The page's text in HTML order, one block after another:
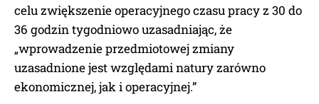
celu zwiększenie operacyjnego czasu pracy z 30 do
36 godzin tygodniowo uzasadniając, że
„wprowadzenie przedmiotowej zmiany
uzasadnione jest względami natury zarówno
ekonomicznej, jak i operacyjnej.”